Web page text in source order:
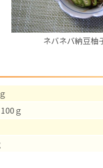
ネバネバ納豆柚
ｇ
母乳育
予防接
‘さんルーム’ でさま